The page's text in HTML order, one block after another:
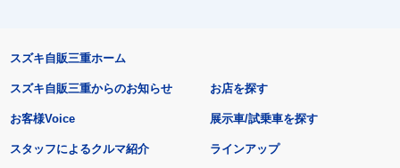
スズキ自販三重ホーム
スズキ自販三重からのお知らせ
お客様Voice
スタッフによるクルマ紹介
お店を探す
展示車/試乗車を探す
ラインアップ